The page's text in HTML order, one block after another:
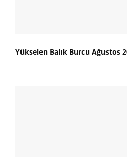
Yükselen Balık Burcu Ağustos